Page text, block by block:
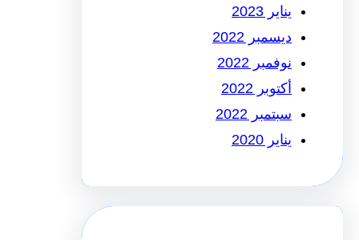
يناير 2023
ديسمبر 2022
نوفمبر 2022
أكتوبر 2022
سبتمبر 2022
يناير 2020